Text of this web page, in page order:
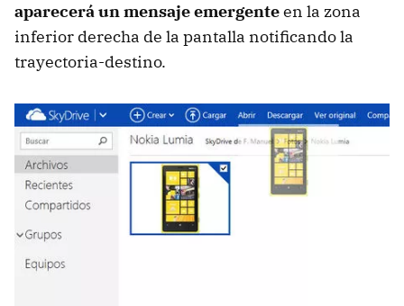
aparecerá un mensaje emergenteen la zona
inferior derecha de la pantalla notificando la
trayectoria-destino.